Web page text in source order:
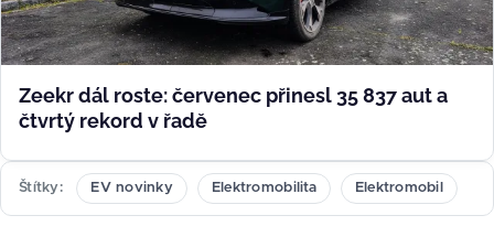
Zeekr dál roste: červenec přinesl 35 837 aut a
čtvrtý rekord v řadě
Štítky EV novinky Elektromobilita Elektromobil